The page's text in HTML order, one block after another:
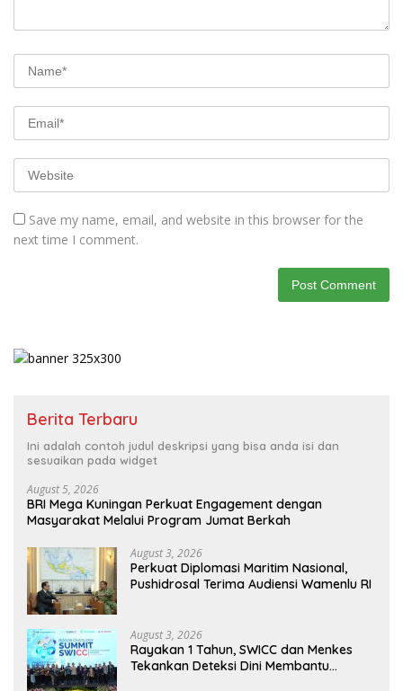
Save my name, email, and website in this browser for the
next time I comment.
Berita Terbaru
Ini adalah contoh judul deskripsi yang bisa anda isi dan
sesuaikan pada widget
August 5, 2026
BRI Mega Kuningan Perkuat Engagement dengan
Masyarakat Melalui Program Jumat Berkah
August 3, 2026
Perkuat Diplomasi Maritim Nasional,
Pushidrosal Terima Audiensi Wamenlu RI
August 3, 2026
Rayakan 1 Tahun, SWICC dan Menkes
Tekankan Deteksi Dini Membantu